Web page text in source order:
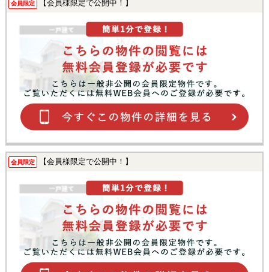
会員限定 【会員様限定で公開中！】
会員限定 【会員様限定で公開中！】